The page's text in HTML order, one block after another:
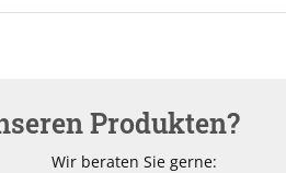
Produkten?
Wir beraten Sie gerne: